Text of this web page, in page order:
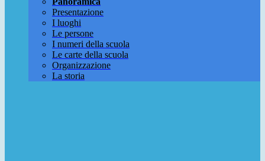
Presentazione
I luoghi
Le persone
I numeri della scuola
Le carte della scuola
Organizzazione
La storia